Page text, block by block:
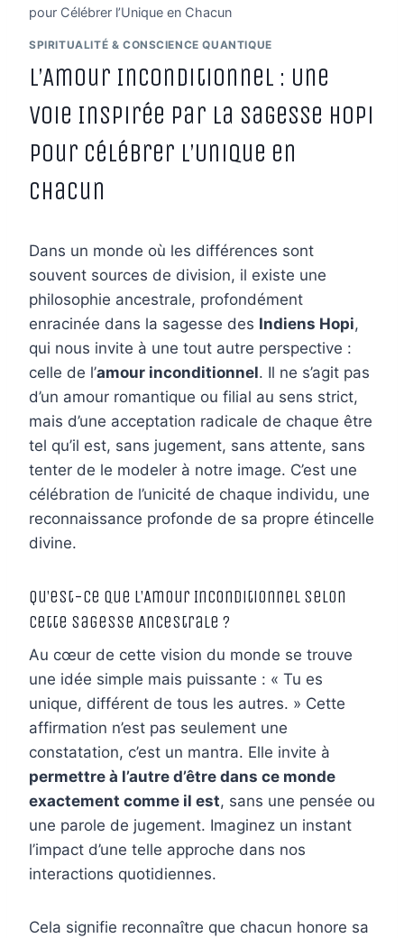
pour Célébrer l’Unique en Chacun
SPIRITUALITÉ & CONSCIENCE QUANTIQUE
L’Amour Inconditionnel : Une
Voie Inspirée par la Sagesse Hopi
pour Célébrer l’Unique en
Chacun
Dans un monde où les différences sont
souvent sources de division, il existe une
philosophie ancestrale, profondément
enracinée dans la sagesse des Indiens Hopi,
qui nous invite à une tout autre perspective :
celle de l’amour inconditionnel. Il ne s’agit pas
d’un amour romantique ou filial au sens strict,
mais d’une acceptation radicale de chaque être
tel qu’il est, sans jugement, sans attente, sans
tenter de le modeler à notre image. C’est une
célébration de l’unicité de chaque individu, une
reconnaissance profonde de sa propre étincelle
divine.
Qu’est-ce que l’Amour Inconditionnel selon
cette Sagesse Ancestrale ?
Au cœur de cette vision du monde se trouve
une idée simple mais puissante : « Tu es
unique, différent de tous les autres. » Cette
affirmation n’est pas seulement une
constatation, c’est un mantra. Elle invite à
permettre à l’autre d’être dans ce monde
exactement comme il est, sans une pensée ou
une parole de jugement. Imaginez un instant
l’impact d’une telle approche dans nos
interactions quotidiennes.
Cela signifie reconnaître que chacun honore sa